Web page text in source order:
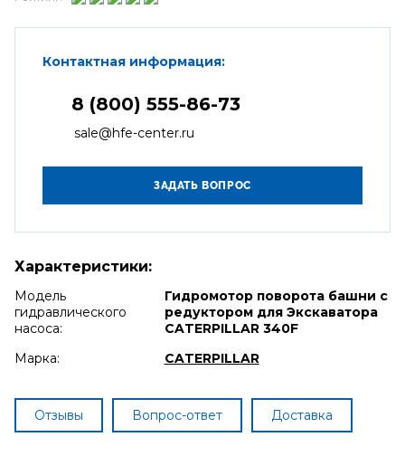
Контактная информация:
8 (800) 555-86-73
sale@hfe-center.ru
Характеристики:
Модель
гидравлического
насоса:
Гидромотор поворота башни с
редуктором для Экскаватора
CATERPILLAR 340F
Марка:
CATERPILLAR
Отзывы Вопрос-ответ Доставка